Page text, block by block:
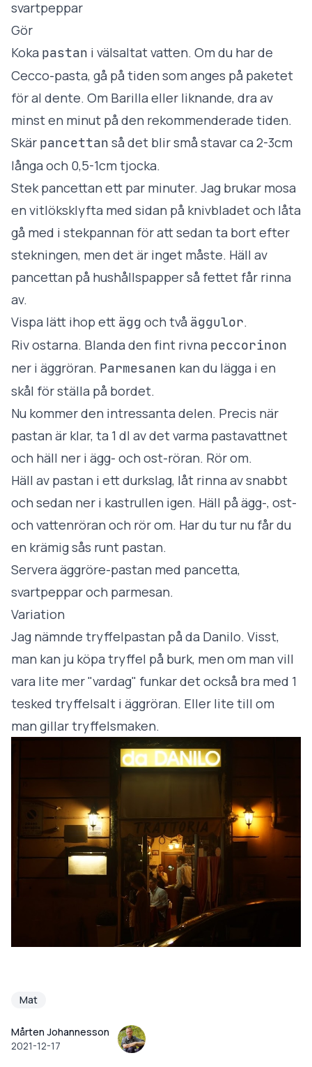
svartpeppar
Gör
Koka pastan i välsaltat vatten. Om du har de
Cecco-pasta, gå på tiden som anges på paketet
för al dente. Om Barilla eller liknande, dra av
minst en minut på den rekommenderade tiden.
Skär pancettan så det blir små stavar ca 2-3cm
långa och 0,5-1cm tjocka.
Stek pancettan ett par minuter. Jag brukar mosa
en vitlöksklyfta med sidan på knivbladet och låta
gå med i stekpannan för att sedan ta bort efter
stekningen, men det är inget måste. Häll av
pancettan på hushållspapper så fettet får rinna
av.
Vispa lätt ihop ett ägg och två äggulor.
Riv ostarna. Blanda den fint rivna peccorinon
ner i äggröran. Parmesanen kan du lägga i en
skål för ställa på bordet.
Nu kommer den intressanta delen. Precis när
pastan är klar, ta 1 dl av det varma pastavattnet
och häll ner i ägg- och ost-röran. Rör om.
Häll av pastan i ett durkslag, låt rinna av snabbt
och sedan ner i kastrullen igen. Häll på ägg-, ost-
och vattenröran och rör om. Har du tur nu får du
en krämig sås runt pastan.
Servera äggröre-pastan med pancetta,
svartpeppar och parmesan.
Variation
Jag nämnde tryffelpastan på da Danilo. Visst,
man kan ju köpa tryffel på burk, men om man vill
vara lite mer "vardag" funkar det också bra med 1
tesked tryffelsalt i äggröran. Eller lite till om
man gillar tryffelsmaken.
Mat
Mårten Johannesson
2021-12-17